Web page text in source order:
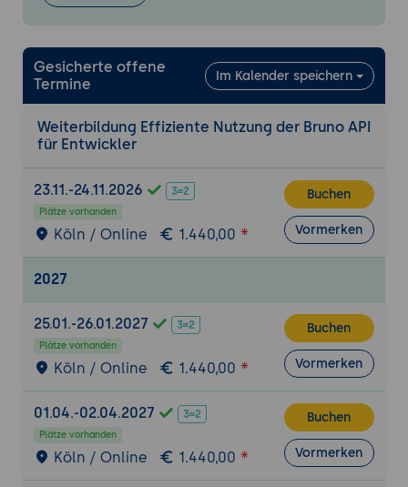
Gesicherte offene
Termine
Im Kalender speichern
Weiterbildung Effiziente Nutzung der Bruno API
für Entwickler
23.11.-24.11.2026
Plätze vorhanden
Köln / Online 1.440,00
Buchen
Vormerken
2027
25.01.-26.01.2027
Plätze vorhanden
Köln / Online 1.440,00
Buchen
Vormerken
01.04.-02.04.2027
Plätze vorhanden
Köln / Online 1.440,00
Buchen
Vormerken